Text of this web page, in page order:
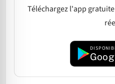
Téléchargez l'app